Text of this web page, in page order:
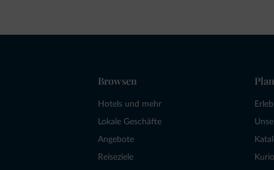
Browsen
Hotels und mehr
Lokale Geschäfte
Angebote
Reiseziele